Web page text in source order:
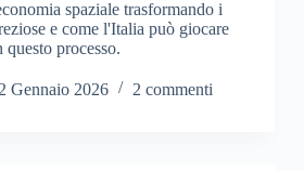
spaziale trasformando i
e come l'Italia può giocare
processo.
2 Gennaio 2026 2 commenti